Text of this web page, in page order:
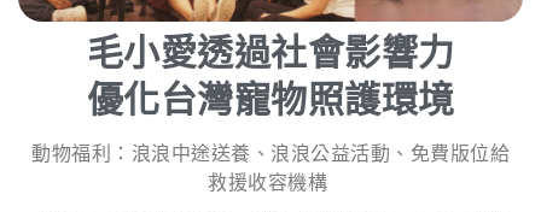
毛小愛透過社會影響力
優化台灣寵物照護環境
動物福利：浪浪中途送養、浪浪公益活動、免費版位給
救援收容機構